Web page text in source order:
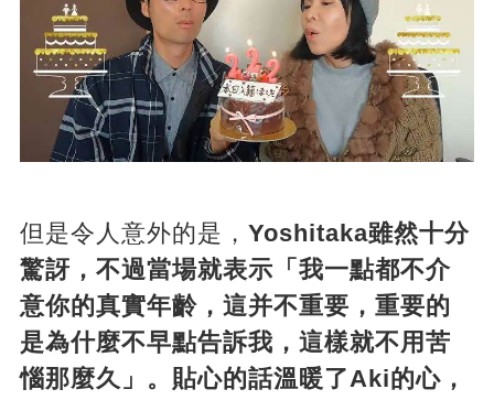
但是令人意外的是， Yoshitaka雖然十分
驚訝，不過當場就表示「我一點都不介
意你的真實年齡，這并不重要，重要的
是為什麼不早點告訴我，這樣就不用苦
惱那麼久」。貼心的話溫暖了Aki的心，